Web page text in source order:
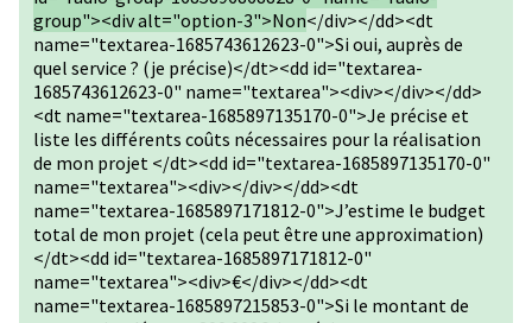
group"><div alt="option-3">Non</div></dd><dt
name="textarea-1685743612623-0">Si oui, auprès de
quel service ? (je précise)</dt><dd id="textarea-
1685743612623-0" name="textarea"><div></div></dd>
<dt name="textarea-1685897135170-0">Je précise et
liste les différents coûts nécessaires pour la réalisation
de mon projet </dt><dd id="textarea-1685897135170-0"
name="textarea"><div></div></dd><dt
name="textarea-1685897171812-0">J’estime le budget
total de mon projet (cela peut être une approximation)
</dt><dd id="textarea-1685897171812-0"
name="textarea"><div>€</div></dd><dt
name="textarea-1685897215853-0">Si le montant de